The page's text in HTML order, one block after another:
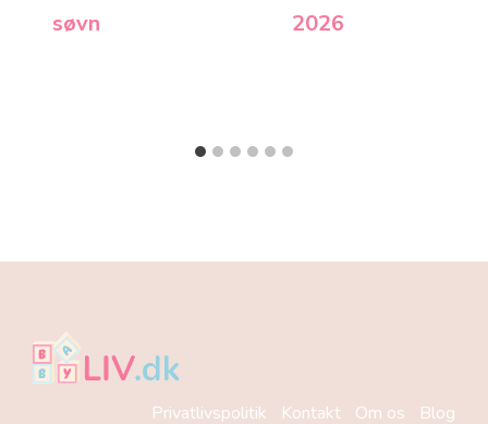
søvn
2026
Privatlivspolitik Kontakt Om os Blog